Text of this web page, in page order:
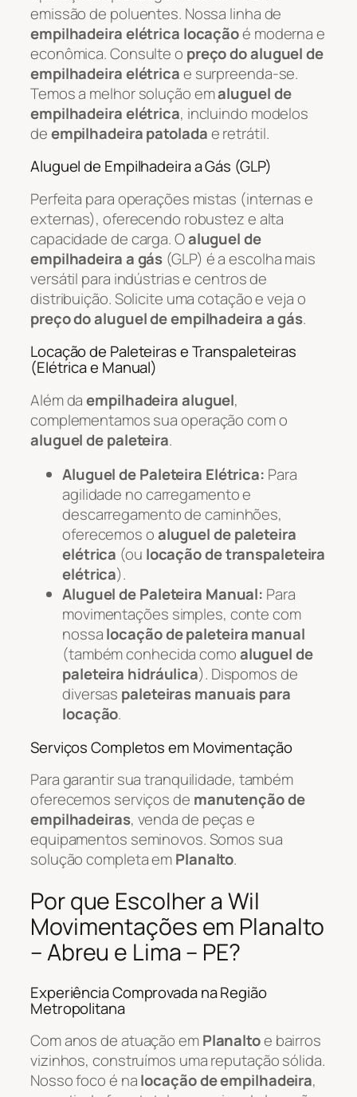
emissão de poluentes. Nossa linha de
empilhadeira elétrica locaçãoé moderna e
econômica. Consulte o preço do aluguel de
empilhadeira elétricae surpreenda-se.
Temos a melhor solução emaluguel de
empilhadeira elétrica, incluindo modelos
deempilhadeira patoladae retrátil.
Aluguel de Empilhadeira a Gás (GLP)
Perfeita para operações mistas (internas e
externas), oferecendo robustez e alta
capacidade de carga. Oaluguel de
empilhadeira a gás (GLP) é a escolha mais
versátil para indústrias e centros de
distribuição. Solicite uma cotação e veja o
preço do aluguel de empilhadeira a gás.
Locação de Paleteiras e Transpaleteiras
(Elétrica e Manual)
Além daempilhadeira aluguel,
complementamos sua operação com o
aluguel de paleteira.
Aluguel de Paleteira Elétrica: Para
agilidade no carregamento e
descarregamento de caminhões,
oferecemos oaluguel de paleteira
elétrica (ou locação de transpaleteira
elétrica).
Aluguel de Paleteira Manual: Para
movimentações simples, conte com
nossalocação de paleteira manual
(também conhecida comoaluguel de
paleteira hidráulica). Dispomos de
diversas paleteiras manuais para
locação.
Serviços Completos em Movimentação
Para garantir sua tranquilidade, também
oferecemos serviços de manutenção de
empilhadeiras, venda de peças e
equipamentos seminovos. Somos sua
solução completa emPlanalto.
Por que Escolher a Wil
Movimentações em Planalto
– Abreu e Lima – PE?
Experiência Comprovada na Região
Metropolitana
Com anos de atuação emPlanaltoe bairros
vizinhos, construímos uma reputação sólida.
Nosso foco é nalocação de empilhadeira,